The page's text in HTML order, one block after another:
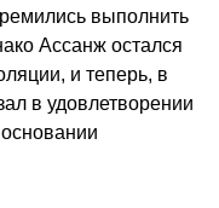
выполнить
Ассанж остался
и теперь, в
в удовлетворении